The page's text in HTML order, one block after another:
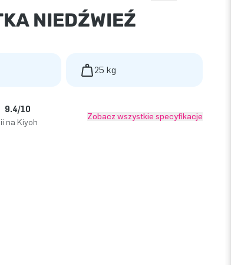
NIEDŹWIEŹ
25 kg
9.4/10
na Kiyoh
Zobacz wszystkie specyfikacje